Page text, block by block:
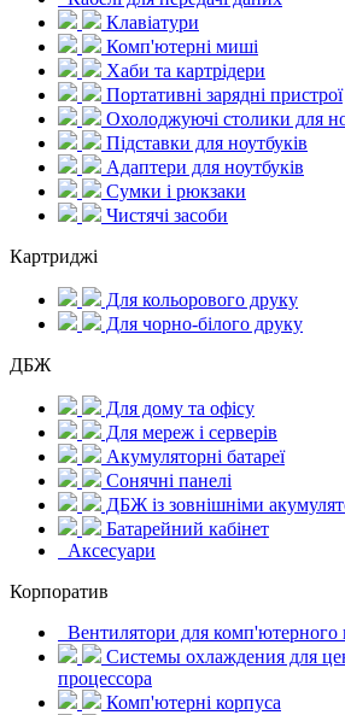
Клавіатури
Комп'ютерні миші
Хаби та картрідери
Портативні зарядні пристрої
Охолоджуючі столики для
Підставки для ноутбуків
Адаптери для ноутбуків
Сумки і рюкзаки
Чистячі засоби
Картриджі
Для кольорового друку
Для чорно-білого друку
ДБЖ
Для дому та офісу
Для мереж і серверів
Акумуляторні батареї
Сонячні панелі
ДБЖ із зовнішніми
Батарейний кабінет
Аксесуари
Корпоратив
Вентилятори для комп'ютерного
Системы охлаждения для
процессора
Комп'ютерні корпуса